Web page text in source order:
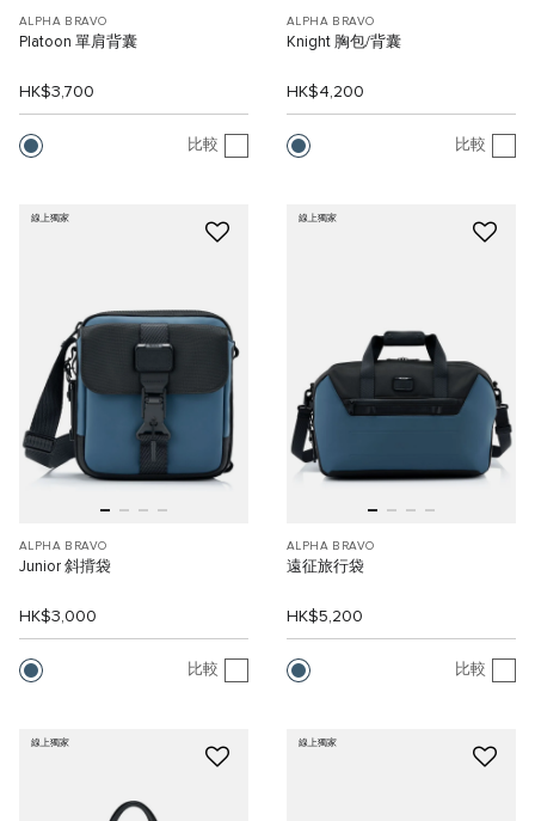
ALPHA BRAVO
Platoon 單肩背囊
HK$3,700
比較
ALPHA BRAVO
Knight 胸包/背囊
HK$4,200
比較
線上獨家
ALPHA BRAVO
Junior 斜揹袋
HK$3,000
比較
線上獨家
ALPHA BRAVO
遠征旅行袋
HK$5,200
比較
線上獨家 線上獨家